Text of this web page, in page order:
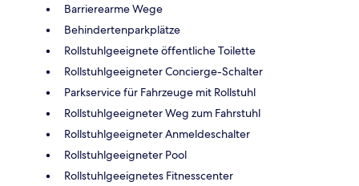
Barrierearme Wege
Behindertenparkplätze
Rollstuhlgeeignete öffentliche Toilette
Rollstuhlgeeigneter Concierge-Schalter
Parkservice für Fahrzeuge mit Rollstuhl
Rollstuhlgeeigneter Weg zum Fahrstuhl
Rollstuhlgeeigneter Anmeldeschalter
Rollstuhlgeeigneter Pool
Rollstuhlgeeignetes Fitnesscenter